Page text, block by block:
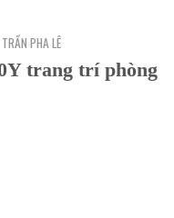
PHA LÊ
trang trí phòng